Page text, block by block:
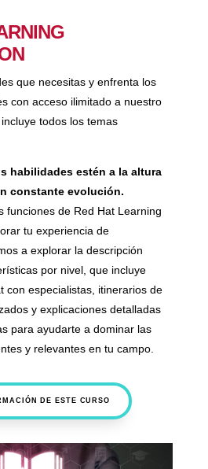
que necesitas y enfrenta los
con acceso ilimitado a nuestro
todos los temas
habilidades estén a la altura
constante evolución.
funciones de Red Hat Learning
tu experiencia de
a explorar la descripción
por nivel, que incluye
con especialistas, itinerarios de
y explicaciones detalladas
para ayudarte a dominar las
y relevantes en tu campo.
DE ESTE CURSO